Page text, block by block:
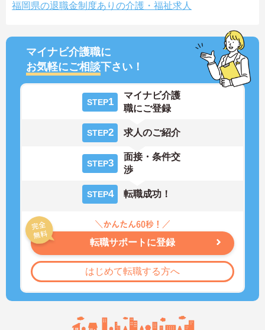
福岡県の退職金制度ありの介護・福祉求人
マイナビ介護職に
お気軽にご相談下さい！
STEP1
マイナビ介護
職にご登録
STEP2 求人のご紹介
STEP3
面接・条件交
渉
STEP4 転職成功！
転職サポートに登録
はじめて転職する方へ